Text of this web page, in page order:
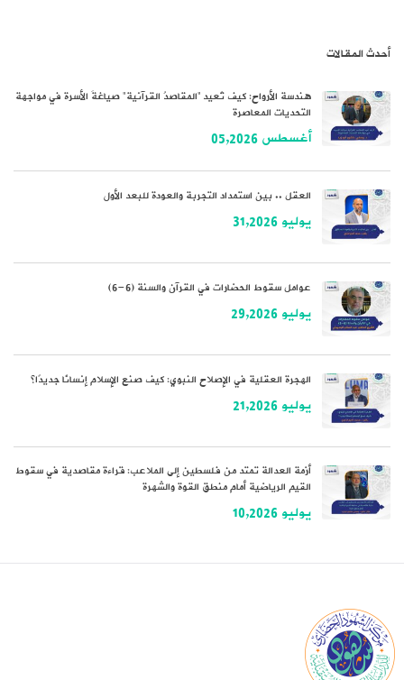
أحدث المقالات
هندسة الأرواح: كيف تُعيد “المقاصدُ القرآنية” صياغةَ الأسرة في مواجهة
التحديات المعاصرة
أغسطس 05,2026
العقل .. بين استمداد التجربة والعودة للبعد الأول
يوليو 31,2026
عوامل سقوط الحضارات في القرآن والسنة (6-6)
يوليو 29,2026
الهجرة العقلية في الإصلاح النبوي: كيف صنع الإسلام إنسانًا جديدًا؟
يوليو 21,2026
أزمة العدالة تمتد من فلسطين إلى الملاعب: قراءة مقاصدية في سقوط
القيم الرياضية أمام منطق القوة والشهرة
يوليو 10,2026